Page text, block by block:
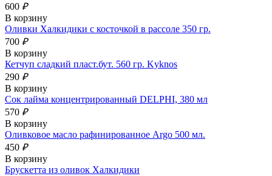
600 ₽
В корзину
Оливки Халкидики с косточкой в рассоле 350 гр.
700 ₽
В корзину
Кетчуп сладкий пласт.бут. 560 гр. Kyknos
290 ₽
В корзину
Сок лайма концентрированный DELPHI, 380 мл
570 ₽
В корзину
Оливковое масло рафинированное Argo 500 мл.
450 ₽
В корзину
Брускетта из оливок Халкидики